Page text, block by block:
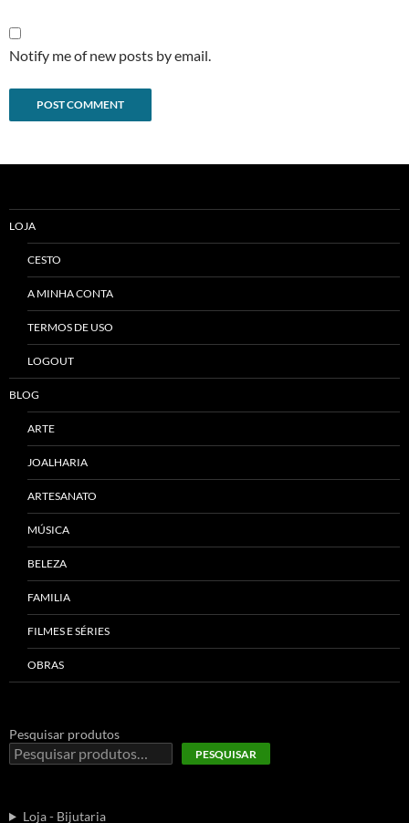
Notify me of new posts by email.
LOJA
CESTO
A MINHA CONTA
TERMOS DE USO
LOGOUT
BLOG
ARTE
JOALHARIA
ARTESANATO
MÚSICA
BELEZA
FAMILIA
FILMES E SÉRIES
OBRAS
Pesquisar produtos
PESQUISAR
Loja - Bijutaria